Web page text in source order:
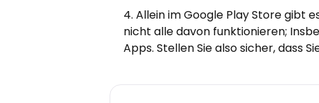
Allein im Google Play Store gibt
nicht alle davon funktionieren;
Apps. Stellen Sie also sicher, dass